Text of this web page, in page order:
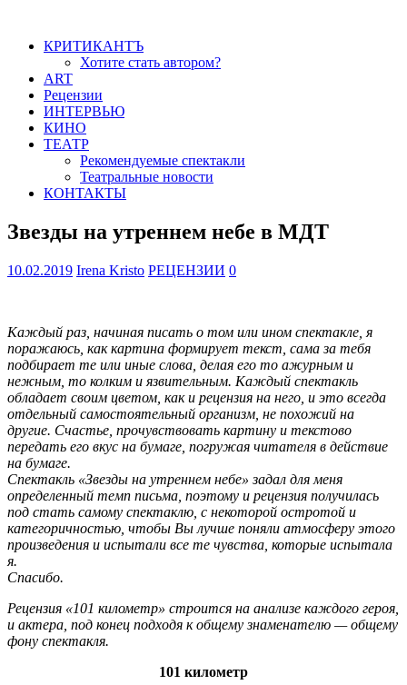
КРИТИКАНТЪ
Хотите стать автором?
ART
Рецензии
ИНТЕРВЬЮ
КИНО
ТЕАТР
Рекомендуемые спектакли
Театральные новости
КОНТАКТЫ
Звезды на утреннем небе в МДТ
10.02.2019 Irena Kristo РЕЦЕНЗИИ 0
Каждый раз, начиная писать о том или ином спектакле, я
поражаюсь, как картина формирует текст, сама за тебя
подбирает те или иные слова, делая его то ажурным и
нежным, то колким и язвительным. Каждый спектакль
обладает своим цветом, как и рецензия на него, и это всегда
отдельный самостоятельный организм, не похожий на
другие. Счастье, прочувствовать картину и текстово
передать его вкус на бумаге, погружая читателя в действие
на бумаге.
Спектакль «Звезды на утреннем небе» задал для меня
определенный темп письма, поэтому и рецензия получилась
под стать самому спектаклю, с некоторой остротой и
категоричностью, чтобы Вы лучше поняли атмосферу этого
произведения и испытали все те чувства, которые испытала
я.
Спасибо.
Рецензия «101 километр» строится на анализе каждого героя,
и актера, под конец подходя к общему знаменателю — общему
фону спектакля.
101 километр